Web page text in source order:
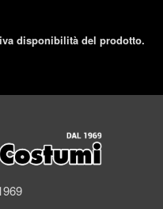
disponibilità del prodotto.